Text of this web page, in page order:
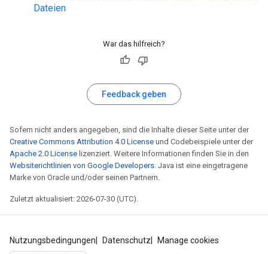
Dateien
War das hilfreich?
Feedback geben
Sofern nicht anders angegeben, sind die Inhalte dieser Seite unter der
Creative Commons Attribution 4.0 License und Codebeispiele unter der
Apache 2.0 License lizenziert. Weitere Informationen finden Sie in den
Websiterichtlinien von Google Developers. Java ist eine eingetragene
Marke von Oracle und/oder seinen Partnern.
Zuletzt aktualisiert: 2026-07-30 (UTC).
Nutzungsbedingungen Datenschutz Manage cookies